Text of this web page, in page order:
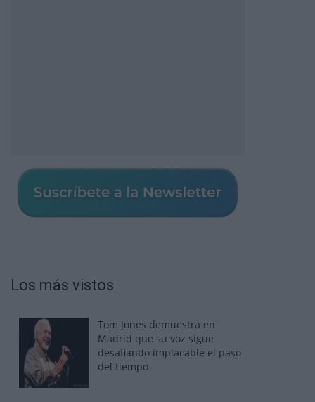
Los más vistos
Tom Jones demuestra en
Madrid que su voz sigue
desafiando implacable el paso
del tiempo